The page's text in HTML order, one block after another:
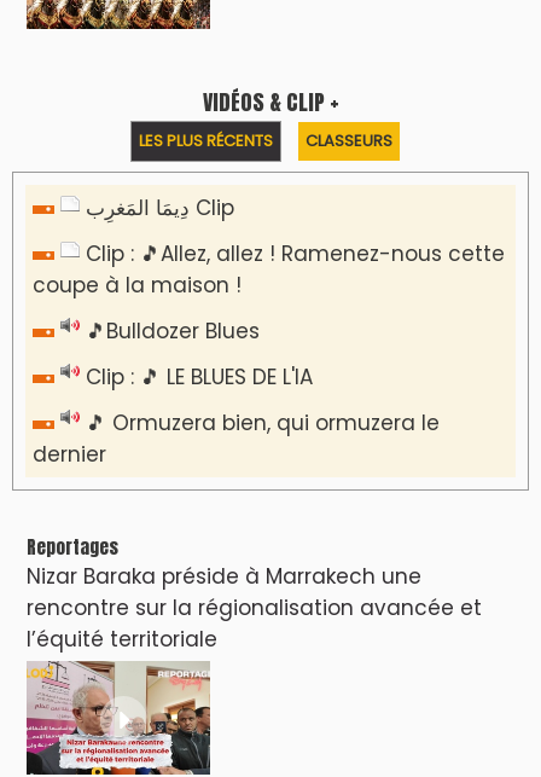
VIDÉOS & CLIP +
LES PLUS RÉCENTS CLASSEURS
دِيمَا المَغرِب Clip
Clip : 🎵Allez, allez ! Ramenez-nous cette
coupe à la maison !
🎵Bulldozer Blues
Clip : 🎵 LE BLUES DE L'IA
🎵 Ormuzera bien, qui ormuzera le
dernier
Reportages
Nizar Baraka préside à Marrakech une
rencontre sur la régionalisation avancée et
l’équité territoriale